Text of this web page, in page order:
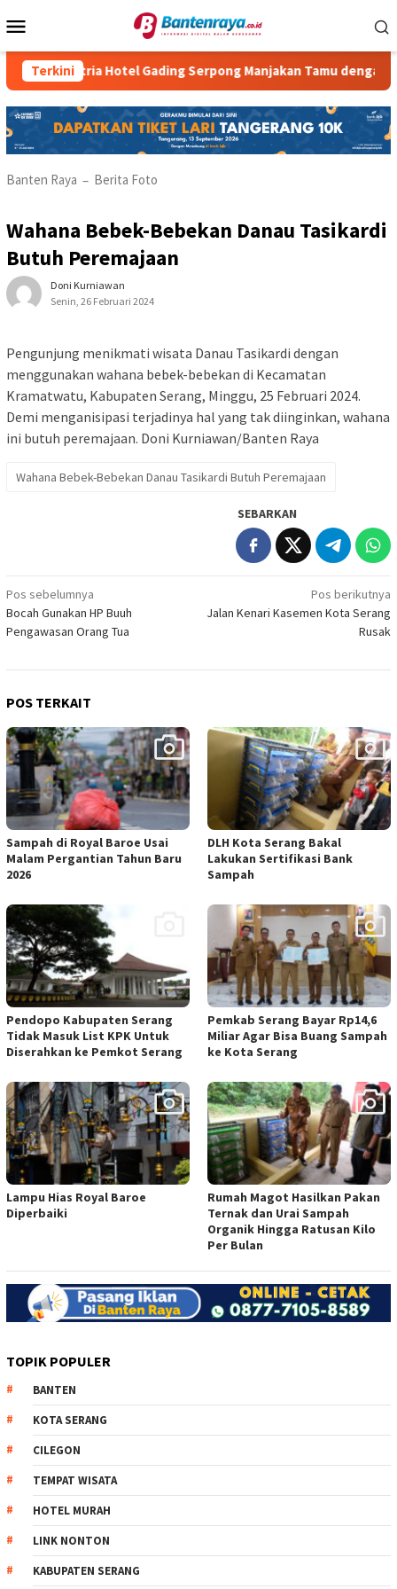
ke
Mobile
Terkini
Atria Hotel Gading Serpong Manjakan Tamu dengan Robot
Banten Raya – Berita Foto
Wahana Bebek-Bebekan Danau Tasikardi
Butuh Peremajaan
Doni Kurniawan
Senin, 26 Februari 2024
Pengunjung menikmati wisata Danau Tasikardi dengan
menggunakan wahana bebek-bebekan di Kecamatan
Kramatwatu, Kabupaten Serang, Minggu, 25 Februari 2024.
Demi menganisipasi terjadinya hal yang tak diinginkan, wahana
ini butuh peremajaan. Doni Kurniawan/Banten Raya
Wahana Bebek-Bebekan Danau Tasikardi Butuh Peremajaan
SEBARKAN
Navigasi
pos
Pos sebelumnya
Bocah Gunakan HP Buuh
Pengawasan Orang Tua
Pos berikutnya
Jalan Kenari Kasemen Kota Serang
Rusak
POS TERKAIT
Sampah di Royal Baroe Usai
Malam Pergantian Tahun Baru
2026
DLH Kota Serang Bakal
Lakukan Sertifikasi Bank
Sampah
Pendopo Kabupaten Serang
Tidak Masuk List KPK Untuk
Diserahkan ke Pemkot Serang
Pemkab Serang Bayar Rp14,6
Miliar Agar Bisa Buang Sampah
ke Kota Serang
Lampu Hias Royal Baroe
Diperbaiki
Rumah Magot Hasilkan Pakan
Ternak dan Urai Sampah
Organik Hingga Ratusan Kilo
Per Bulan
TOPIK POPULER
BANTEN
KOTA SERANG
CILEGON
TEMPAT WISATA
HOTEL MURAH
LINK NONTON
KABUPATEN SERANG